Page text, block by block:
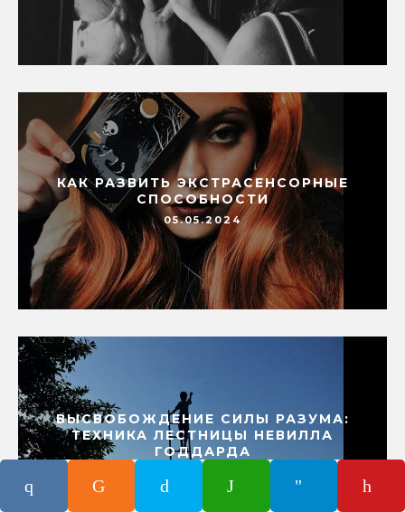
КАК РАЗВИТЬ ЭКСТРАСЕНСОРНЫЕ
СПОСОБНОСТИ
05.05.2024
ВЫСВОБОЖДЕНИЕ СИЛЫ РАЗУМА:
ТЕХНИКА ЛЕСТНИЦЫ НЕВИЛЛА
ГОДДАРДА